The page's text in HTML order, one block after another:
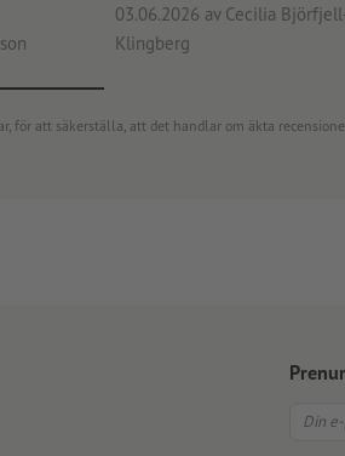
03.06.2026 av Cecilia
Klingberg
för att säkerställa, att det handlar om äkta